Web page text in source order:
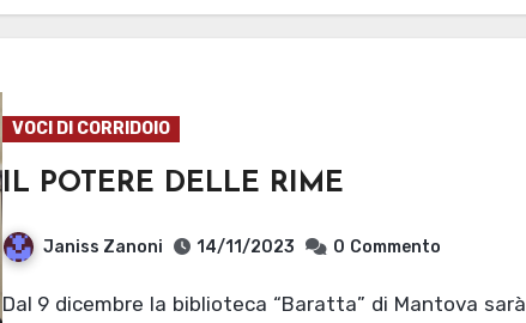
VOCI DI CORRIDOIO
IL POTERE DELLE RIME
Janiss Zanoni 14/11/2023 0 Commento
Dal 9 dicembre la biblioteca “Baratta” di Mantova sarà